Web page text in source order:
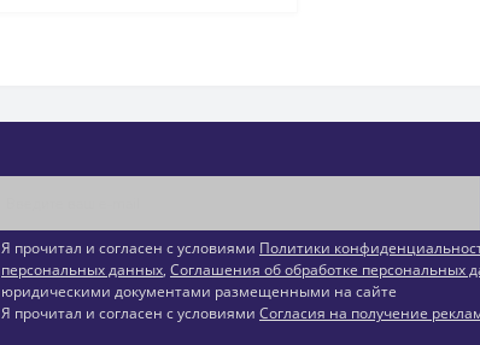
Я прочитал и согласен с условиями Политики
персональных данных, Соглашения об обработке персональных
юридическими документами размещенными на сайте
Я прочитал и согласен с условиями Согласия на получение